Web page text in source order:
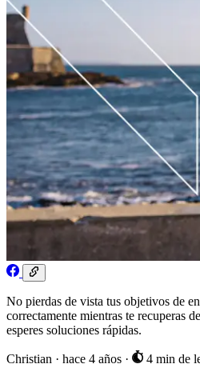
No pierdas de vista tus objetivos de
correctamente mientras te recuperas
esperes soluciones rápidas.
Christian · hace 4 años · 4 min de